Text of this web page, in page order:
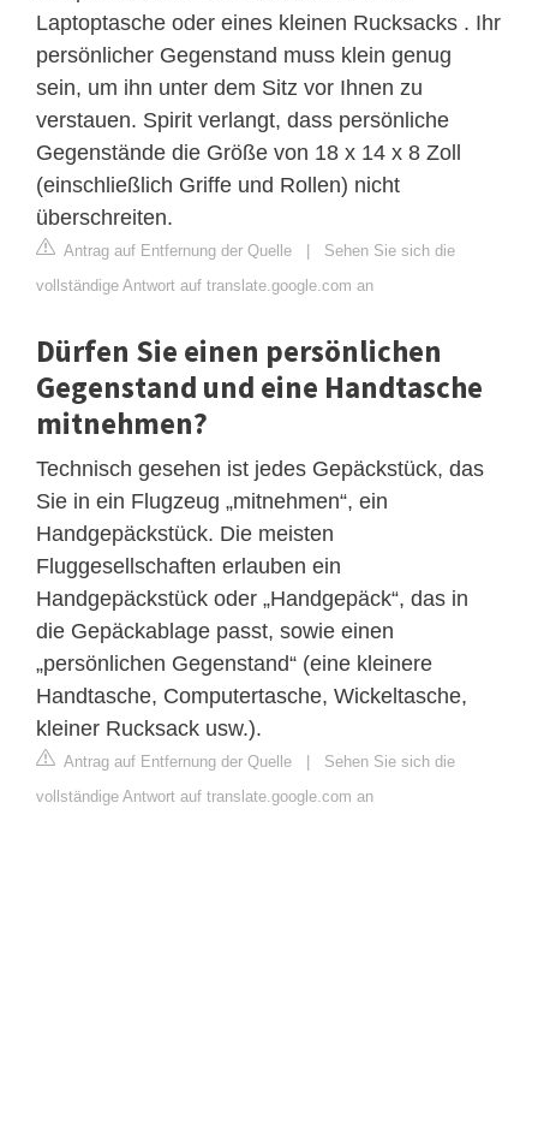
Laptoptasche oder eines kleinen Rucksacks . Ihr
persönlicher Gegenstand muss klein genug
sein, um ihn unter dem Sitz vor Ihnen zu
verstauen. Spirit verlangt, dass persönliche
Gegenstände die Größe von 18 x 14 x 8 Zoll
(einschließlich Griffe und Rollen) nicht
überschreiten.
Antrag auf Entfernung der Quelle
Sehen Sie sich die
vollständige Antwort auf translate.google.com an
Dürfen Sie einen persönlichen
Gegenstand und eine Handtasche
mitnehmen?
Technisch gesehen ist jedes Gepäckstück, das
Sie in ein Flugzeug „mitnehmen“, ein
Handgepäckstück. Die meisten
Fluggesellschaften erlauben ein
Handgepäckstück oder „Handgepäck“, das in
die Gepäckablage passt, sowie einen
„persönlichen Gegenstand“ (eine kleinere
Handtasche, Computertasche, Wickeltasche,
kleiner Rucksack usw.).
Antrag auf Entfernung der Quelle
Sehen Sie sich die
vollständige Antwort auf translate.google.com an